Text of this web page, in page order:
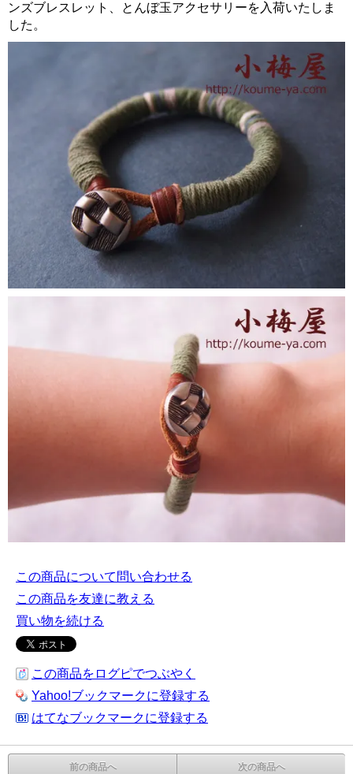
ンズブレスレット、とんぼ玉アクセサリーを入荷いたしま
した。
この商品について問い合わせる
この商品を友達に教える
買い物を続ける
この商品をログピでつぶやく
Yahoo!ブックマークに登録する
はてなブックマークに登録する
前の商品へ 次の商品へ